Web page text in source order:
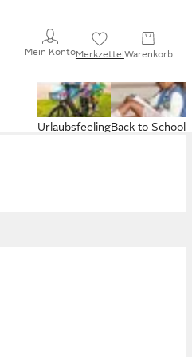
Mein KontoMerkzettelWarenkorb
Back to School
Urlaubsfeeling